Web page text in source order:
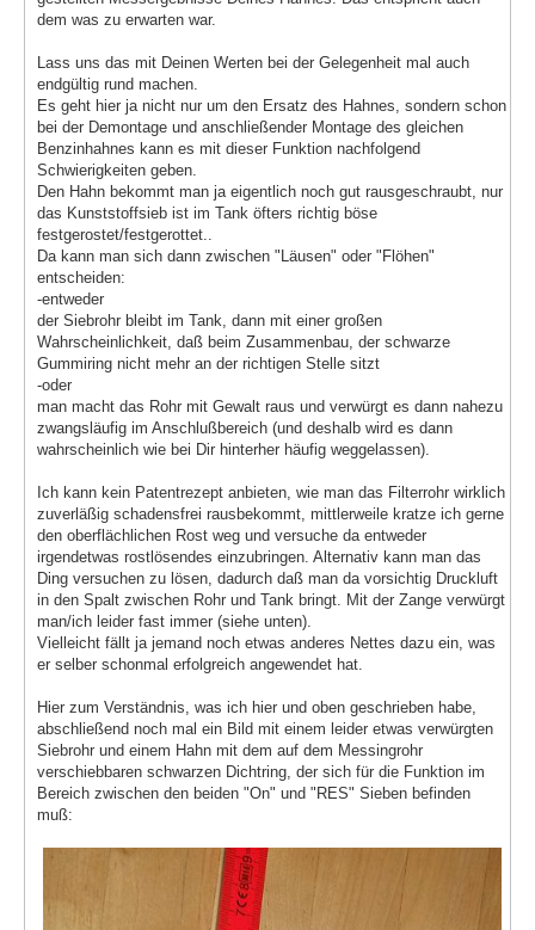
dem was zu erwarten war.
Lass uns das mit Deinen Werten bei der Gelegenheit mal auch
endgültig rund machen.
Es geht hier ja nicht nur um den Ersatz des Hahnes, sondern schon
bei der Demontage und anschließender Montage des gleichen
Benzinhahnes kann es mit dieser Funktion nachfolgend
Schwierigkeiten geben.
Den Hahn bekommt man ja eigentlich noch gut rausgeschraubt, nur
das Kunststoffsieb ist im Tank öfters richtig böse
festgerostet/festgerottet..
Da kann man sich dann zwischen "Läusen" oder "Flöhen"
entscheiden:
-entweder
der Siebrohr bleibt im Tank, dann mit einer großen
Wahrscheinlichkeit, daß beim Zusammenbau, der schwarze
Gummiring nicht mehr an der richtigen Stelle sitzt
-oder
man macht das Rohr mit Gewalt raus und verwürgt es dann nahezu
zwangsläufig im Anschlußbereich (und deshalb wird es dann
wahrscheinlich wie bei Dir hinterher häufig weggelassen).
Ich kann kein Patentrezept anbieten, wie man das Filterrohr wirklich
zuverläßig schadensfrei rausbekommt, mittlerweile kratze ich gerne
den oberflächlichen Rost weg und versuche da entweder
irgendetwas rostlösendes einzubringen. Alternativ kann man das
Ding versuchen zu lösen, dadurch daß man da vorsichtig Druckluft
in den Spalt zwischen Rohr und Tank bringt. Mit der Zange verwürgt
man/ich leider fast immer (siehe unten).
Vielleicht fällt ja jemand noch etwas anderes Nettes dazu ein, was
er selber schonmal erfolgreich angewendet hat.
Hier zum Verständnis, was ich hier und oben geschrieben habe,
abschließend noch mal ein Bild mit einem leider etwas verwürgten
Siebrohr und einem Hahn mit dem auf dem Messingrohr
verschiebbaren schwarzen Dichtring, der sich für die Funktion im
Bereich zwischen den beiden "On" und "RES" Sieben befinden
muß: